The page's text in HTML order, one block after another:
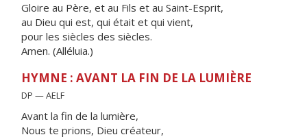
Gloire au Père, et au Fils et au Saint-Esprit,
au Dieu qui est, qui était et qui vient,
pour les siècles des siècles.
Amen. (Alléluia.)
HYMNE : AVANT LA FIN DE LA LUMIÈRE
DP — AELF
Avant la fin de la lumière,
Nous te prions, Dieu créateur,